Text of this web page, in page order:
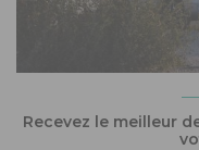
Recevez le meilleur